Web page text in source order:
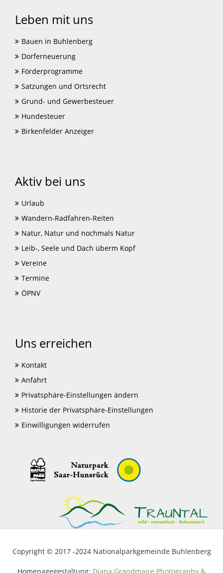
Leben mit uns
Bauen in Buhlenberg
Dorferneuerung
Förderprogramme
Satzungen und Ortsrecht
Grund- und Gewerbesteuer
Hundesteuer
Birkenfelder Anzeiger
Aktiv bei uns
Urlaub
Wandern-Radfahren-Reiten
Natur, Natur und nochmals Natur
Leib-, Seele und Dach überm Kopf
Vereine
Termine
ÖPNV
Uns erreichen
Kontakt
Anfahrt
Privatsphäre-Einstellungen ändern
Historie der Privatsphäre-Einstellungen
Einwilligungen widerrufen
Copyright © 2017 -2024 Nationalparkgemeinde Buhlenberg